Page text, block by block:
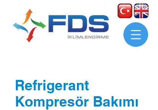
Refrigerant
Kompresör Bakımı